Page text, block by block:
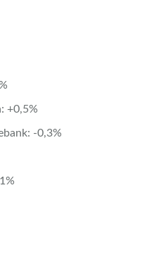
+0,5%
-0,3%